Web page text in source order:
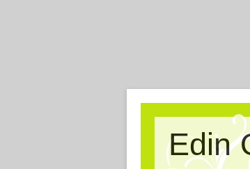
Edin